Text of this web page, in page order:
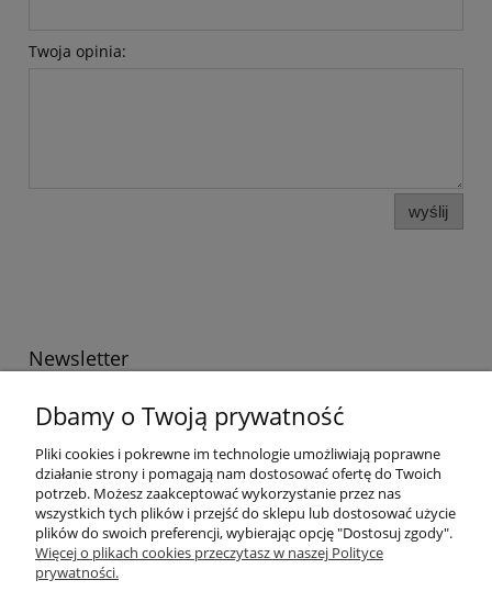
Twoja opinia:
wyślij
Newsletter
informacje o nowościach i promocjach.
Twoje dane będą przetwarzane zgodnie z nasząpolityką
prywatności
Dbamy o Twoją prywatność
Pliki cookies i pokrewne im technologie umożliwiają poprawne
działanie strony i pomagają nam dostosować ofertę do Twoich
potrzeb. Możesz zaakceptować wykorzystanie przez nas
wszystkich tych plików i przejść do sklepu lub dostosować użycie
plików do swoich preferencji, wybierając opcję "Dostosuj zgody".
Więcej o plikach cookies przeczytasz w naszej Polityce
prywatności.